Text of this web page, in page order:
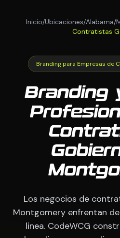
Inicio/Ubicaciones/Alabama/
Contratistas
Branding para Empresas de
Branding
Los negocios de
Montgomery enfrentan
linea. CodeWCG